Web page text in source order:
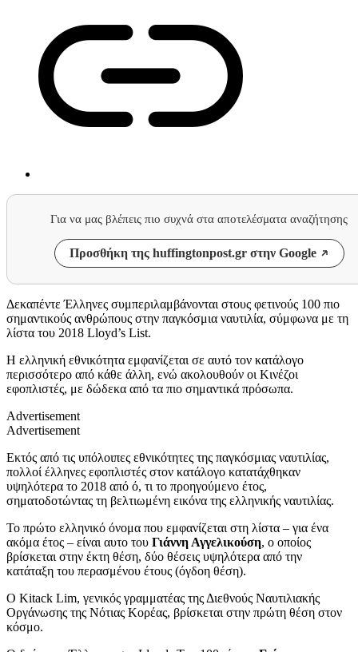
Για να μας βλέπεις πιο συχνά στα αποτελέσματα αναζήτησης
Προσθήκη της huffingtonpost.gr στην Google
Δεκαπέντε Έλληνες συμπεριλαμβάνονται στους φετινούς 100 πιο
σημαντικούς ανθρώπους στην παγκόσμια ναυτιλία, σύμφωνα με τη
λίστα του 2018 Lloyd’s List.
Η ελληνική εθνικότητα εμφανίζεται σε αυτό τον κατάλογο
περισσότερο από κάθε άλλη, ενώ ακολουθούν οι Κινέζοι
εφοπλιστές, με δώδεκα από τα πιο σημαντικά πρόσωπα.
Advertisement
Advertisement
Εκτός από τις υπόλοιπες εθνικότητες της παγκόσμιας ναυτιλίας,
πολλοί έλληνες εφοπλιστές στον κατάλογο κατατάχθηκαν
υψηλότερα το 2018 από ό, τι το προηγούμενο έτος,
σηματοδοτώντας τη βελτιωμένη εικόνα της ελληνικής ναυτιλίας.
Το πρώτο ελληνικό όνομα που εμφανίζεται στη λίστα – για ένα
ακόμα έτος – είναι αυτο του Γιάννη Αγγελικούση, ο οποίος
βρίσκεται στην έκτη θέση, δύο θέσεις υψηλότερα από την
κατάταξη του περασμένου έτους (όγδοη θέση).
Ο Kitack Lim, γενικός γραμματέας της Διεθνούς Ναυτιλιακής
Οργάνωσης της Νότιας Κορέας, βρίσκεται στην πρώτη θέση στον
κόσμο.